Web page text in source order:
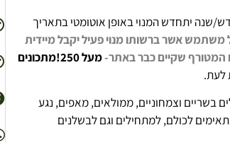
שנה יתחדש המנוי באופן אוטומטי בתאריך
משתמש אשר ברשותו מנוי פעיל יקבל מיידית
המטורףשקיים כבר באתר-מעל 250!מתכונים
לעת.
בשריים וצמחוניים, ממולאים, מאפים, נגע
לכולם, למתחילים וגם לבשלנים